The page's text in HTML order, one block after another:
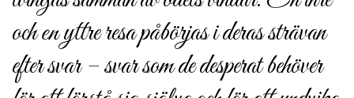
och en yttre resa påbörjas i deras strävan
efter svar – svar som de desperat behöver